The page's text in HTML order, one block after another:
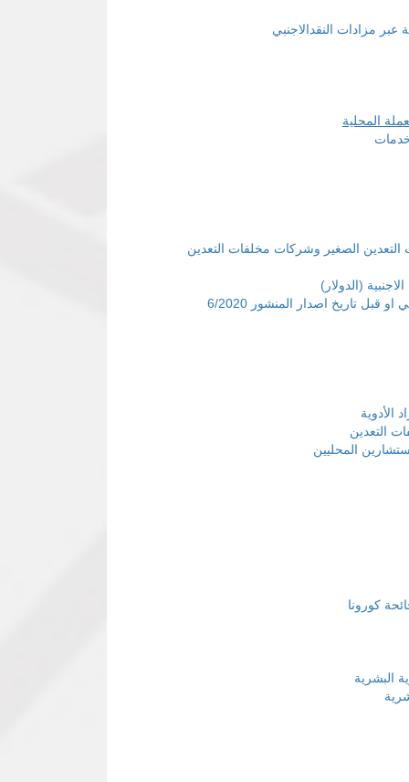
مزادات النقدالاجنبي
المحلية
الصغير وشركات مخلفات التعدين
(الدولار)
تاريخ اصدار المنشور 6/2020
التعدين
المحليين
كورونا
البشرية